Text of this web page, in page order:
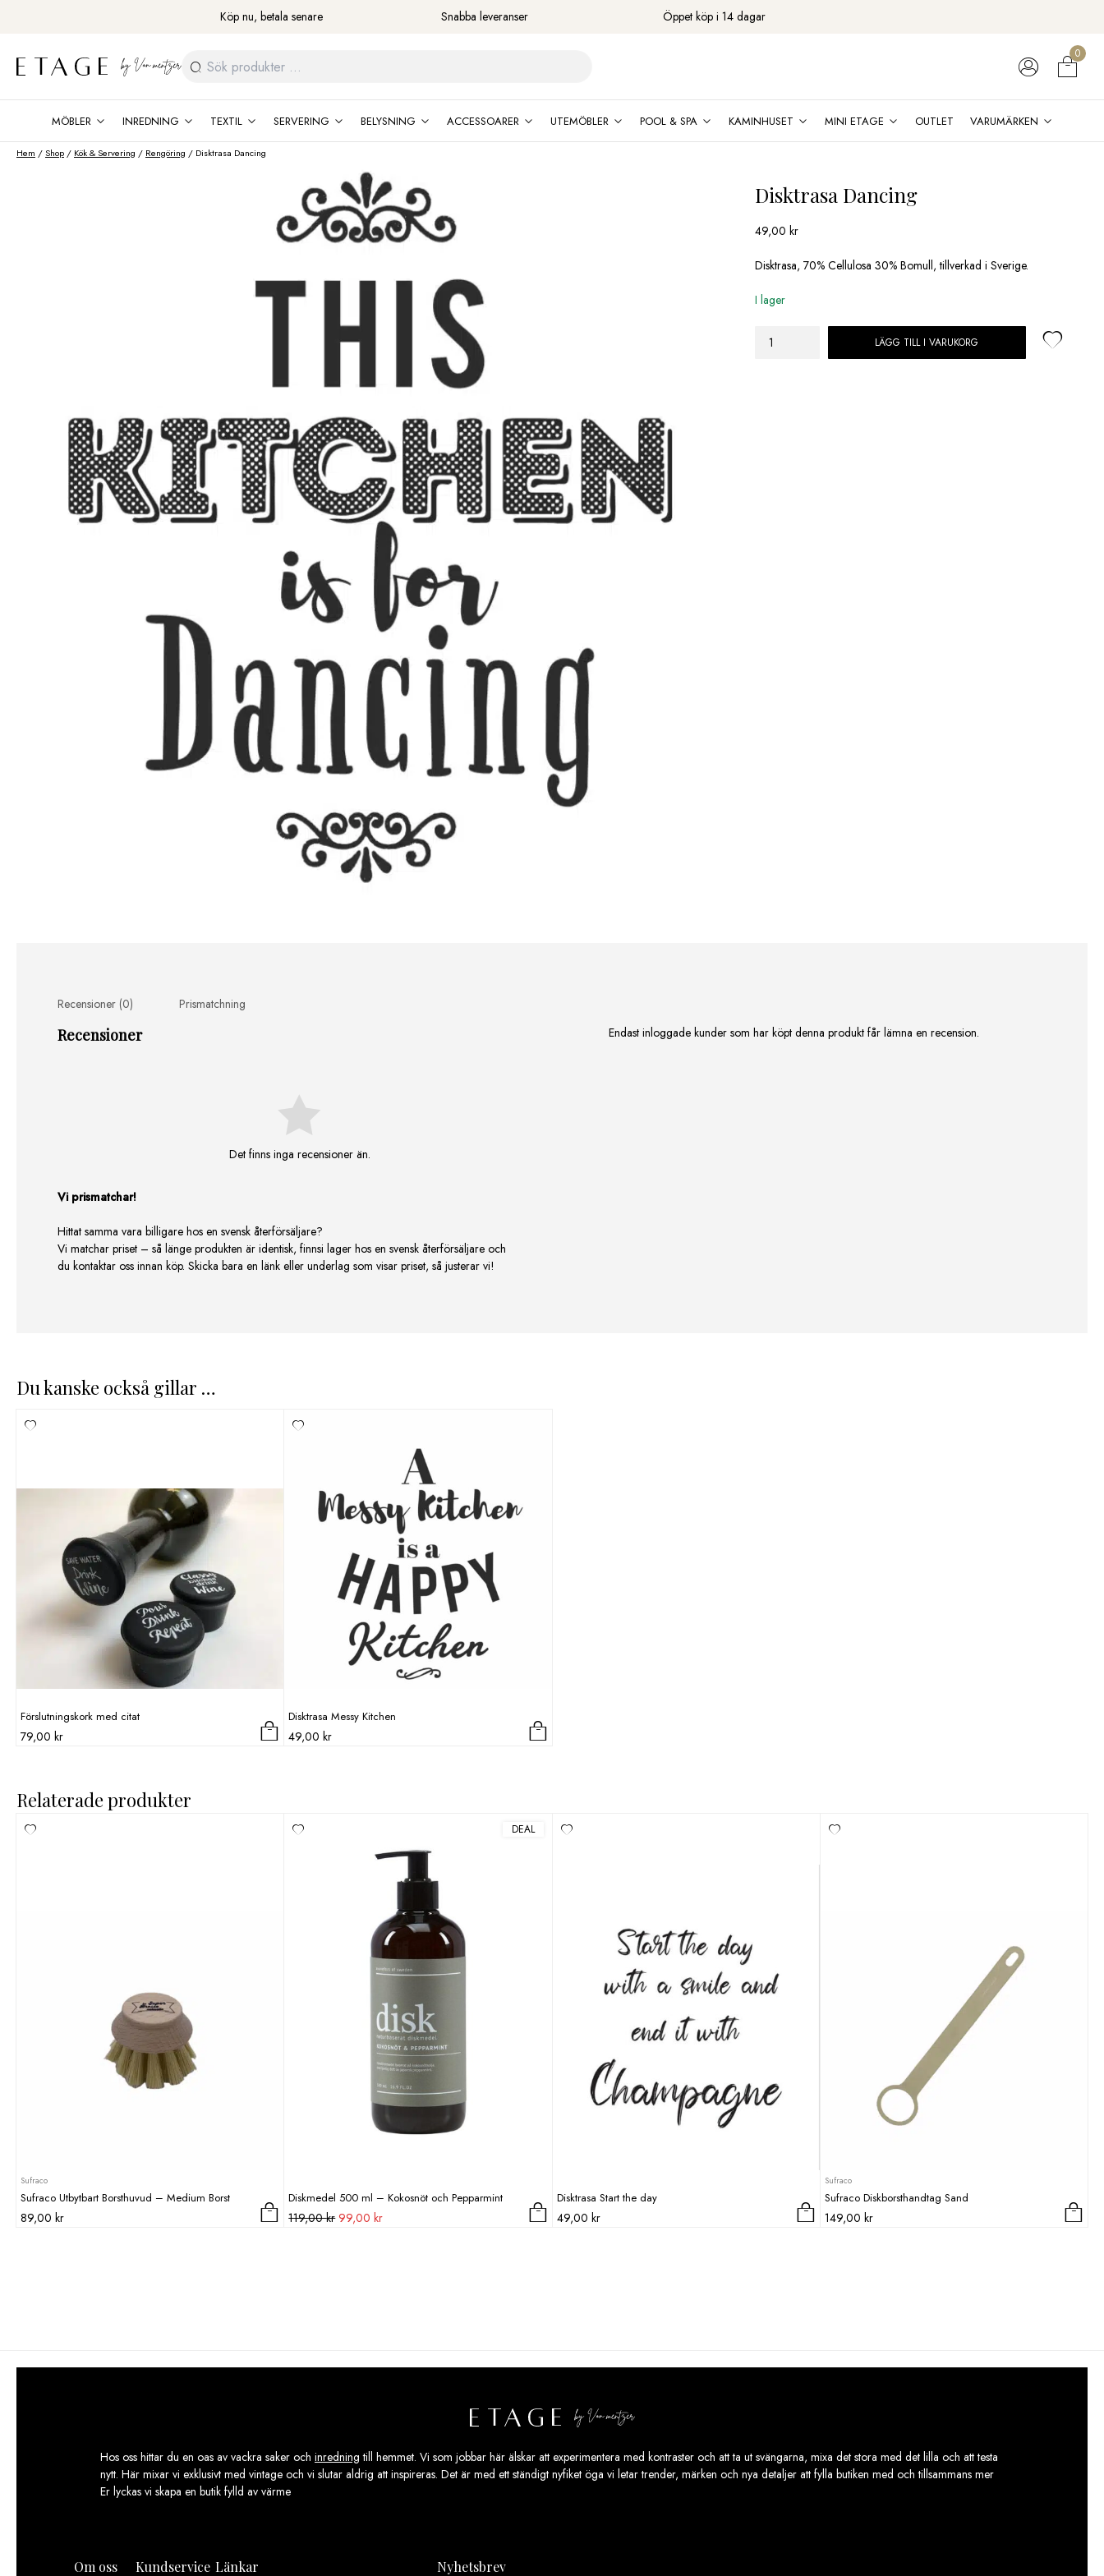
Köp nu, betala senare Snabba leveranser Öppet köp i 14 dagar
Sök
efter:
0
MÖBLER INREDNING TEXTIL SERVERING BELYSNING ACCESSOARER UTEMÖBLER POOL & SPA KAMINHUSET MINI ETAGE OUTLET VARUMÄRKEN
Hem /Shop / Kök & Servering / Rengöring / Disktrasa Dancing
Disktrasa Dancing
49,00kr
Disktrasa, 70% Cellulosa 30% Bomull, tillverkad i Sverige.
I lager
Disktrasa
LÄGG TILL I VARUKORG
Recensioner (0) Prismatchning
Recensioner
Det finns inga recensioner än.
Endast inloggade kunder som har köpt denna produkt får lämna en recension.
Vi prismatchar!
Hittat samma vara billigare hos en svensk återförsäljare?
Vi matchar priset – så länge produkten är identisk, finnsi lager hos en svensk återförsäljare och
du kontaktar oss innan köp. Skicka bara en länk eller underlag som visar priset, så justerar vi!
Du kanske också gillar …
Förslutningskork med citat
79,00 kr
Disktrasa Messy Kitchen
49,00kr
Relaterade produkter
Sufraco
Sufraco Utbytbart Borsthuvud – Medium Borst
89,00 kr
DEAL
Diskmedel 500 ml – Kokosnöt och Pepparmint
119,00kr Det
99,00krDet
Disktrasa Start the day
49,00 kr
Sufraco
Sufraco Diskborsthandtag Sand
149,00 kr
Hos oss hittar du en oas av vackra saker och inredning till hemmet. Vi som jobbar här älskar att experimentera med kontraster och att ta ut svängarna, mixa det stora med det lilla och att testa
nytt. Här mixar vi exklusivt med vintage och vi slutar aldrig att inspireras. Det är med ett ständigt nyfiket öga vi letar trender, märken och nya detaljer att fylla butiken med och tillsammans mer
Er lyckas vi skapa en butik fylld av värme
Om oss Kundservice Länkar Nyhetsbrev